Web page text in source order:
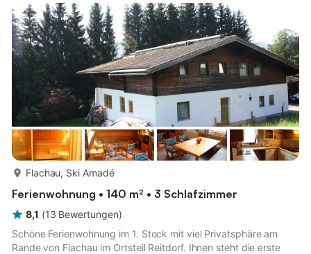
Minuten sind Sie im großen Skigebiet oder in der Langlaufloipe.
Vom Haus führen Sie im Winter aber auch im Sommer viele
Wanderwege in die...
Flachau, Ski Amadé
Ferienwohnung • 140 m² • 3 Schlafzimmer
8,1 (13 Bewertungen)
Schöne Ferienwohnung im 1. Stock mit viel Privatsphäre am
Rande von Flachau im Ortsteil Reitdorf. Ihnen steht die erste